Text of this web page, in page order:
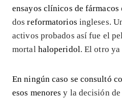
ensayos clínicos de fármacos
dosreformatorios ingleses.
activos probados así fue el
mortal haloperidol. El otro
En ningún caso se consultó
esos menores y la decisión